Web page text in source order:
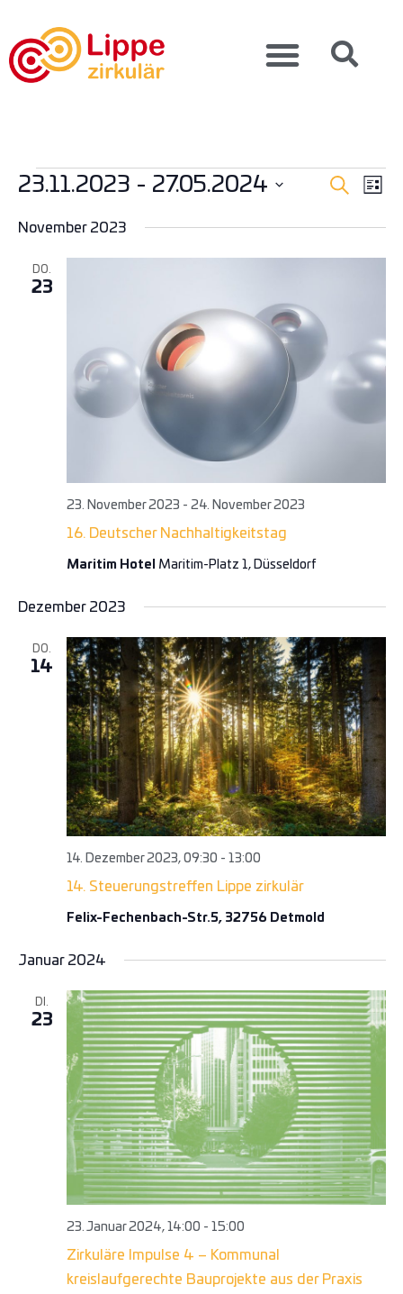
und
Suche
Liste
23.11.2023 - 27.05.2024
wählen.
November 2023
DO.
23
16. Deutscher Nachhaltigkeitstag
23. November 2023 - 24. November 2023
Maritim Hotel Maritim-Platz 1, Düsseldorf
Dezember 2023
DO.
14
14. Steuerungstreffen Lippe zirkulär
14. Dezember 2023, 09:30 - 13:00
Felix-Fechenbach-Str.5, 32756 Detmold
Januar 2024
DI.
23
Zirkuläre Impulse 4 – Kommunal
kreislaufgerechte Bauprojekte aus der Praxis
23. Januar 2024, 14:00 - 15:00